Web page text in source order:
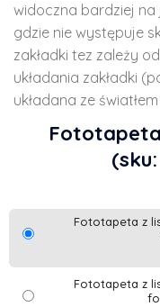
widoczna bardziej
gdzie nie występuje
zakładki tez zależy
układania zakładki
układana ze
Fototapeta z
Fototapeta z